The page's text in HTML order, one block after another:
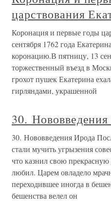
царствования
Коронация и первые годы
сентября 1762 года
коронацию.В пятницу, 13
торжественный въезд в
грохот пушек Екатерина
гирляндами, украшенной
30.
30. Нововведения Ирода
стали мучить угрызения
что казнил свою
любил. Царем овладело
переходившее иногда в
бешенства велел он